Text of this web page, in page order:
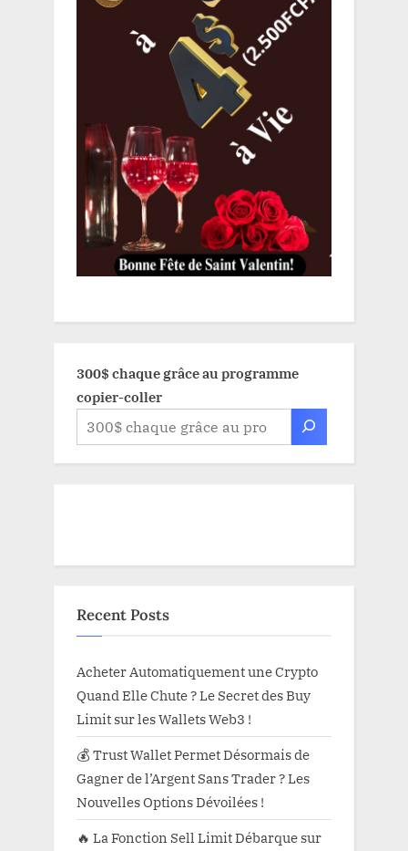
300$ chaque grâce au programme
copier-coller
Recent Posts
Acheter Automatiquement une Crypto
Quand Elle Chute ? Le Secret des Buy
Limit sur les Wallets Web3 !
💰 Trust Wallet Permet Désormais de
Gagner de l’Argent Sans Trader ? Les
Nouvelles Options Dévoilées !
🔥 La Fonction Sell Limit Débarque sur